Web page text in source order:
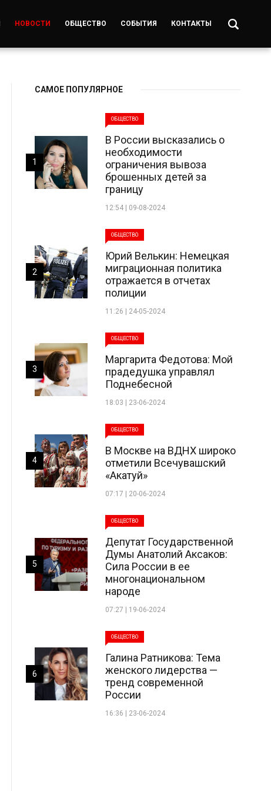
НОВОСТИ ОБЩЕСТВО СОБЫТИЯ КОНТАКТЫ
САМОЕ ПОПУЛЯРНОЕ
ОБЩЕСТВО
В России высказались о
необходимости
ограничения вывоза
брошенных детей за
границу
12:54 | 09-08-2024
1
ОБЩЕСТВО
Юрий Велькин: Немецкая
миграционная политика
отражается в отчетах
полиции
11:26 | 24-05-2024
2
ОБЩЕСТВО
Маргарита Федотова: Мой
прадедушка управлял
Поднебесной
18:03 | 23-06-2024
3
ОБЩЕСТВО
В Москве на ВДНХ широко
отметили Всечувашский
«Акатуй»
07:17 | 20-06-2024
4
ОБЩЕСТВО
Депутат Государственной
Думы Анатолий Аксаков:
Сила России в ее
многонациональном
народе
07:27 | 19-06-2024
5
ОБЩЕСТВО
Галина Ратникова: Тема
женского лидерства —
тренд современной
России
16:36 | 23-06-2024
6